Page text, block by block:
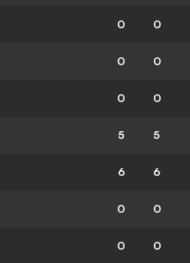
0 0
0 0
0 0
5 5
6 6
0 0
0 0